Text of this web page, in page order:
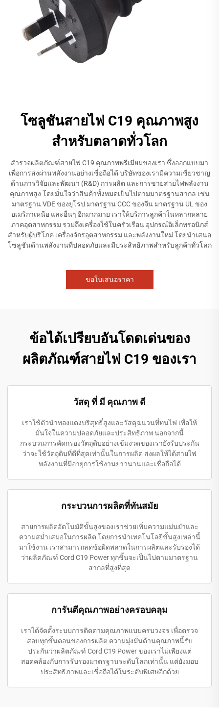
โซลูชันสายไฟ C19 คุณภาพสูง
สำหรับตลาดทั่วโลก
สำรวจผลิตภัณฑ์สายไฟ C19 คุณภาพพรีเมียมของเรา ซึ่งออกแบบมา
เพื่อการส่งผ่านพลังงานอย่างเชื่อถือได้ บริษัทของเรามีความเชี่ยวชาญ
ด้านการวิจัยและพัฒนา (R&D) การผลิต และการขายสายไฟพลังงาน
คุณภาพสูง โดยมั่นใจว่าสินค้าทั้งหมดเป็นไปตามมาตรฐานสากล เช่น
มาตรฐาน VDE ของยุโรป มาตรฐาน CCC ของจีน มาตรฐาน UL ของ
อเมริกาเหนือ และอื่นๆ อีกมากมาย เราให้บริการลูกค้าในหลากหลาย
ภาคอุตสาหกรรม รวมถึงเครื่องใช้ในครัวเรือน อุปกรณ์อิเล็กทรอนิกส์
สำหรับผู้บริโภค เครื่องจักรอุตสาหกรรม และพลังงานใหม่ โดยนำเสนอ
โซลูชันด้านพลังงานที่ปลอดภัยและมีประสิทธิภาพสำหรับลูกค้าทั่วโลก
ขอใบเสนอราคา
ข้อได้เปรียบอันโดดเด่นของ
ผลิตภัณฑ์สายไฟ C19 ของเรา
วัสดุ ที่ มี คุณภาพ ดี
เราใช้ตัวนำทองแดงบริสุทธิ์สูงและวัสดุฉนวนที่ทนไฟ เพื่อให้
มั่นใจในความปลอดภัยและประสิทธิภาพ นอกจากนี้
กระบวนการคัดกรองวัตถุดิบอย่างเข้มงวดของเรายังรับประกัน
ว่าจะใช้วัตถุดิบที่ดีที่สุดเท่านั้นในการผลิต ส่งผลให้ได้สายไฟ
พลังงานที่มีอายุการใช้งานยาวนานและเชื่อถือได้
กระบวนการผลิตที่ทันสมัย
สายการผลิตอัตโนมัติขั้นสูงของเราช่วยเพิ่มความแม่นยำและ
ความสม่ำเสมอในการผลิต โดยการนำเทคโนโลยีขั้นสูงเหล่านี้
มาใช้งาน เราสามารถลดข้อผิดพลาดในการผลิตและรับรองได้
ว่าผลิตภัณฑ์ Cord C19 Power ทุกชิ้นจะเป็นไปตามมาตรฐาน
สากลที่สูงที่สุด
การันตีคุณภาพอย่างครอบคลุม
เราได้จัดตั้งระบบการติดตามคุณภาพแบบครบวงจร เพื่อตรวจ
สอบทุกขั้นตอนของการผลิต ความมุ่งมั่นด้านคุณภาพนี้รับ
ประกันว่าผลิตภัณฑ์ Cord C19 Power ของเราไม่เพียงแต่
สอดคล้องกับการรับรองมาตรฐานระดับโลกเท่านั้น แต่ยังมอบ
ประสิทธิภาพและเชื่อถือได้ในระดับพิเศษอีกด้วย